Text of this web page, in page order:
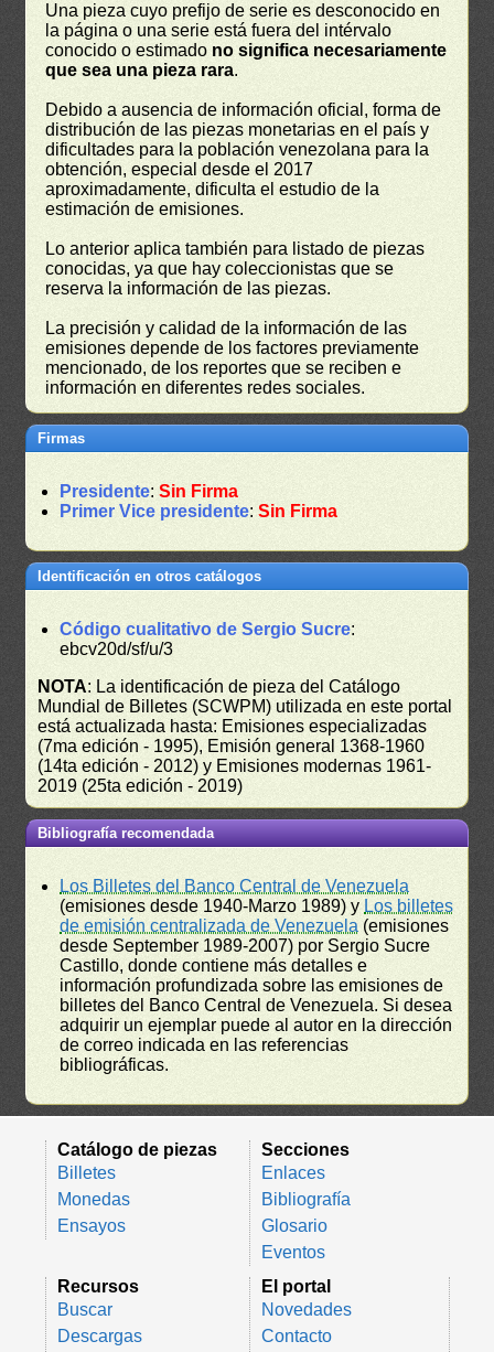
Una pieza cuyo prefijo de serie es desconocido en
la página o una serie está fuera del intérvalo
conocido o estimado no significa necesariamente
que sea una pieza rara.
Debido a ausencia de información oficial, forma de
distribución de las piezas monetarias en el país y
dificultades para la población venezolana para la
obtención, especial desde el 2017
aproximadamente, dificulta el estudio de la
estimación de emisiones.
Lo anterior aplica también para listado de piezas
conocidas, ya que hay coleccionistas que se
reserva la información de las piezas.
La precisión y calidad de la información de las
emisiones depende de los factores previamente
mencionado, de los reportes que se reciben e
información en diferentes redes sociales.
Firmas
Presidente:Sin Firma
Primer Vice presidente:Sin Firma
Identificación en otros catálogos
Código cualitativo de Sergio Sucre:
ebcv20d/sf/u/3
NOTA: La identificación de pieza del Catálogo
Mundial de Billetes (SCWPM) utilizada en este portal
está actualizada hasta: Emisiones especializadas
(7ma edición - 1995), Emisión general 1368-1960
(14ta edición - 2012) y Emisiones modernas 1961-
2019 (25ta edición - 2019)
Bibliografía recomendada
Los Billetes del Banco Central de Venezuela
(emisiones desde 1940-Marzo 1989) y Los billetes
de emisión centralizada de Venezuela (emisiones
desde September 1989-2007) por Sergio Sucre
Castillo, donde contiene más detalles e
información profundizada sobre las emisiones de
billetes del Banco Central de Venezuela. Si desea
adquirir un ejemplar puede al autor en la dirección
de correo indicada en las referencias
bibliográficas.
Catálogo de piezas
Billetes
Monedas
Ensayos
Secciones
Enlaces
Bibliografía
Glosario
Eventos
Recursos
Buscar
Descargas
El portal
Novedades
Contacto